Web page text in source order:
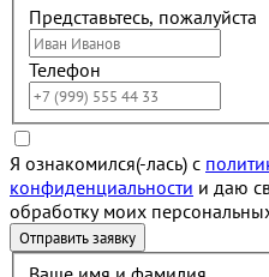
Представьтесь, пожалуйста
Телефон
Я ознакомился(-лась) с
конфиденциальности и даю
обработку моих